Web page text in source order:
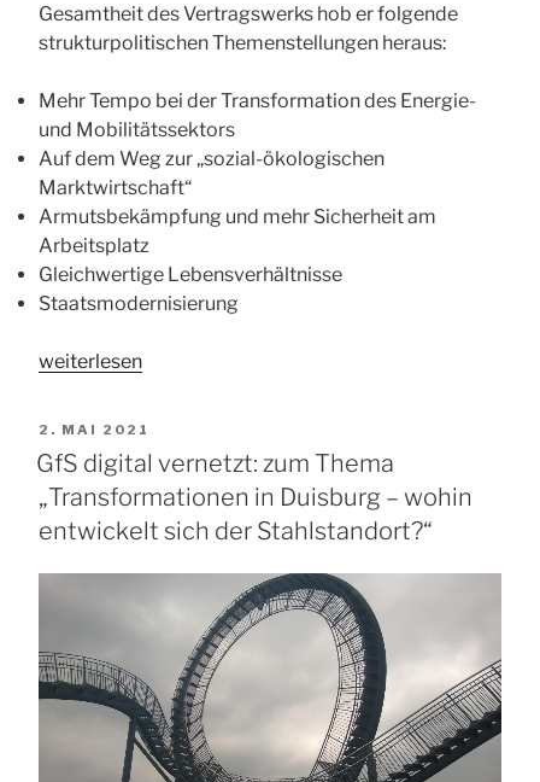
Gesamtheit des Vertragswerks hob er folgende
strukturpolitischen Themenstellungen heraus:
Mehr Tempo bei der Transformation des Energie-
und Mobilitätssektors
Auf dem Weg zur „sozial-ökologischen
Marktwirtschaft“
Armutsbekämpfung und mehr Sicherheit am
Arbeitsplatz
Gleichwertige Lebensverhältnisse
Staatsmodernisierung
„GfS
strukturpolitischen
Aspekten
des
weiterlesen
VERÖFFENTLICHT
AM
2. MAI 2021
GfS digital vernetzt: zum Thema
„Transformationen in Duisburg – wohin
entwickelt sich der Stahlstandort?“